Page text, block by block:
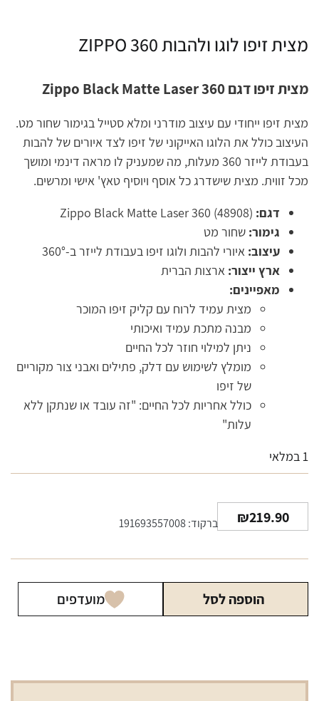
מצית זיפו לוגו ולהבות 360 ZIPPO
מצית זיפו דגם Zippo Black Matte Laser 360
מצית זיפו ייחודי עם עיצוב מודרני ומלא סטייל בגימור שחור מט.
העיצוב כולל את הלוגו האייקוני של זיפו לצד איורים של להבות
בעבודת לייזר 360 מעלות, מה שמעניק לו מראה דינמי ומושך
מכל זווית. מצית שישדרג כל אוסף ויוסיף טאץ' אישי ומרשים.
דגם:
גימור: שחור מט
עיצוב: איורי להבות ולוגו זיפו בעבודת לייזר ב-360°
ארץ ייצור: ארצות הברית
מאפיינים:
מצית עמיד לרוח עם קליק זיפו המוכר
מבנה מתכת עמיד ואיכותי
ניתן למילוי חוזר לכל החיים
מומלץ לשימוש עם דלק, פתילים ואבני צור מקוריים
של זיפו
כולל אחריות לכל החיים: "זה עובד או שנתקן ללא
עלות"
1 במלאי
₪219.90 ברקוד: 191693557008
הוספה לסל מועדפים